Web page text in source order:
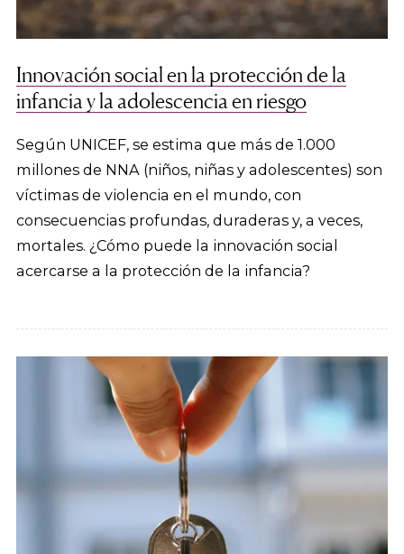
Innovación social en la protección de la
infancia y la adolescencia en riesgo
Según UNICEF, se estima que más de 1.000
millones de NNA (niños, niñas y adolescentes) son
víctimas de violencia en el mundo, con
consecuencias profundas, duraderas y, a veces,
mortales. ¿Cómo puede la innovación social
acercarse a la protección de la infancia?